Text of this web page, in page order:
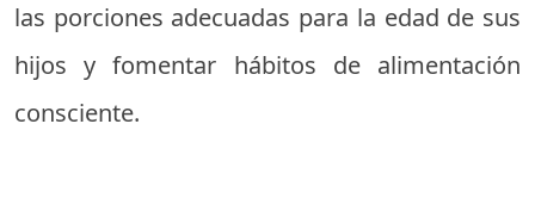
las porciones adecuadas para la edad de sus
hijos y fomentar hábitos de alimentación
consciente.